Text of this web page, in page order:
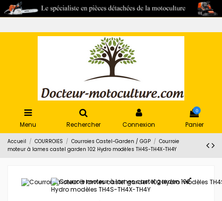
Menu Rechercher Connexion
0
Panier
Accueil COURROIES Courroies Castel-Garden / GGP
Courroie
moteur à lames castel garden 102 Hydro modèles TH4S-TH4X-TH4Y